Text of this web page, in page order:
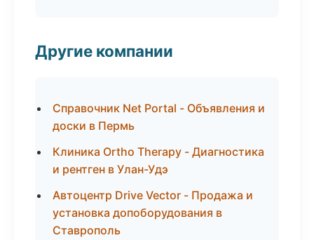
Другие компании
Справочник Net Portal - Объявления и
доски в Пермь
Клиника Ortho Therapy - Диагностика
и рентген в Улан-Удэ
Автоцентр Drive Vector - Продажа и
установка допоборудования в
Ставрополь